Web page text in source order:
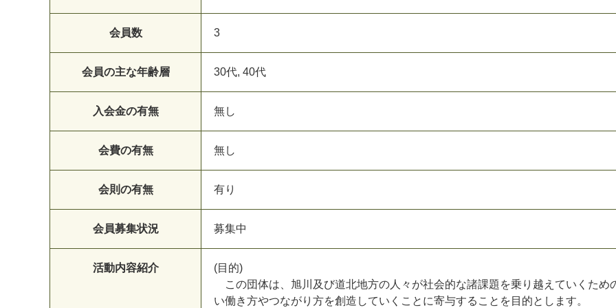
会員数 3
会員の主な年齢層 30代, 40代
入会金の有無 無し
会費の有無 無し
会則の有無 有り
会員募集状況 募集中
活動内容紹介
(目的)
この団体は、旭川及び道北地方の人々が社会的な諸課題を乗り越えていくため
い働き方やつながり方を創造していくことに寄与することを目的とします。